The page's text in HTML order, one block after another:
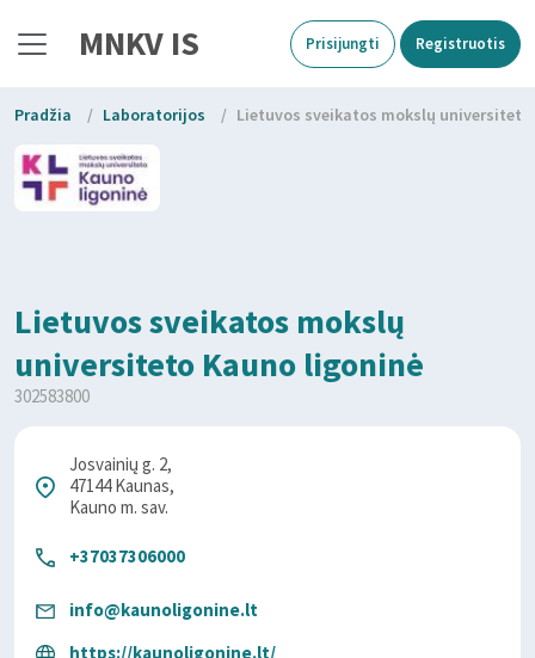
MNKV IS Prisijungti Registruotis
Pradžia / Laboratorijos / Lietuvos sveikatos mokslų
Lietuvos sveikatos mokslų
universiteto Kauno ligoninė
302583800
Josvainių g. 2,
47144 Kaunas,
Kauno m. sav.
+37037306000
info@kaunoligonine.lt
https://kaunoligonine.lt/